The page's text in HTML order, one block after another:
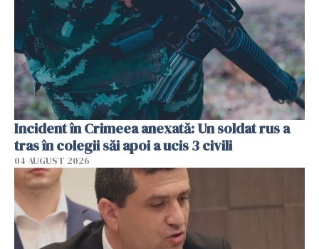
Incident în Crimeea anexată: Un soldat rus a
tras în colegii săi apoi a ucis 3 civili
04 AUGUST 2026